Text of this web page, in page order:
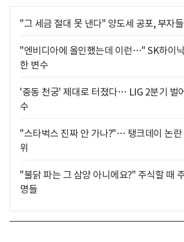
"그 세금 절대 못 낸다" 양도세 공포, 부자
"엔비디아에 올인했는데 이런…" SK하이
한 변수
'중동 천궁' 제대로 터졌다… LIG 2분기 벌
수
"스타벅스 진짜 안 가나?"… 탱크데이 논란
위
"불닭 파는 그 삼양 아니에요?" 주식할 때
명들